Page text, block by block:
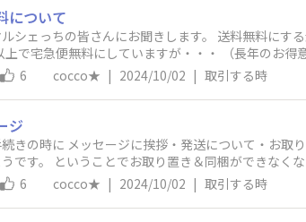
について
ちの皆さんにお聞きします。 送料無料にする金額はいくらですか？ ちなみに私は 5000
で宅急便無料にしていますが・・・ （長年のお得
6 cocco★ | 2024/10/02 | 取引する時
ジ
時に メッセージに挨拶・発送について・お取り置きについての 説明をします。
です。 ということでお取り置き＆同梱ができなくなっ
ッセージ読みました」 というのがわかる機能があ
6 cocco★ | 2024/10/02 | 取引する時